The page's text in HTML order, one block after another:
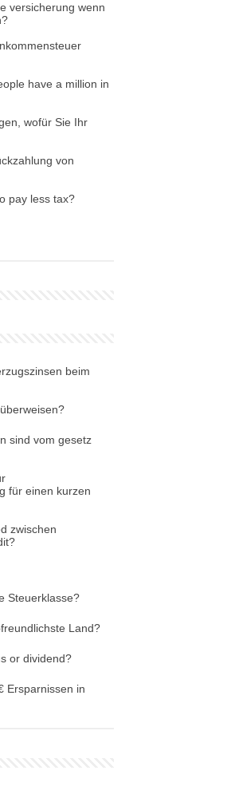
versicherung wenn
have a million in
wofür Sie Ihr
von
pay less tax?
beim
sind vom gesetz
für einen kurzen
zwischen
Steuerklasse?
Land?
or dividend?
Ersparnissen in